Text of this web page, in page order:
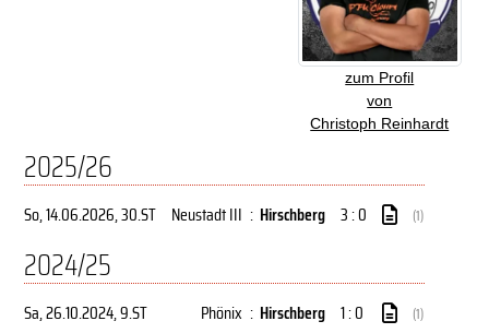
zum Profil
von
Christoph Reinhardt
2025/26
So, 14.06.2026, 30.ST Neustadt III : Hirschberg 3 : 0 (1)
2024/25
Sa, 26.10.2024, 9.ST Phönix : Hirschberg 1 : 0 (1)